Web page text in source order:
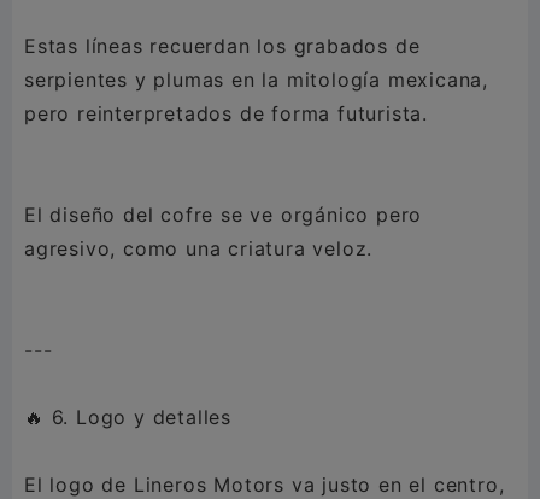
Estas líneas recuerdan los grabados de
serpientes y plumas en la mitología mexicana,
pero reinterpretados de forma futurista.
El diseño del cofre se ve orgánico pero
agresivo, como una criatura veloz.
---
🔥 6. Logo y detalles
El logo de Lineros Motors va justo en el centro,